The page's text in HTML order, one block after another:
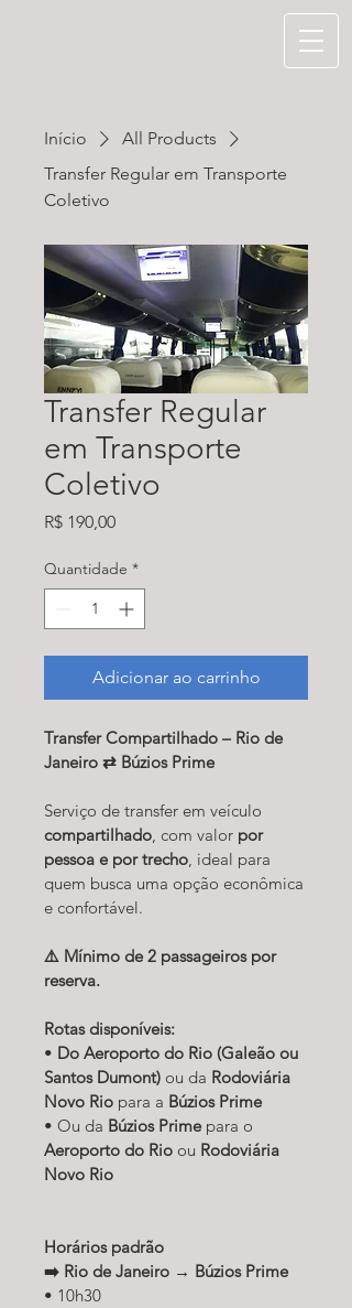
Início
All Products
Transfer Regular em Transporte
Coletivo
Transfer Regular
em Transporte
Coletivo
R$ 190,00Preço
Quantidade *
Adicionar ao carrinho
Transfer Compartilhado – Rio de
Janeiro ⇄ Búzios Prime
Serviço de transfer em veículo
compartilhado, com valor por
pessoa e por trecho, ideal para
quem busca uma opção econômica
e confortável.
⚠️ Mínimo de 2 passageiros por
reserva.
Rotas disponíveis:
• Do Aeroporto do Rio (Galeão ou
Santos Dumont) ou da Rodoviária
Novo Rio para a Búzios Prime
• Ou da Búzios Prime para o
Aeroporto do Rio ou Rodoviária
Novo Rio
Horários padrão
➡️ Rio de Janeiro → Búzios Prime
• 10h30